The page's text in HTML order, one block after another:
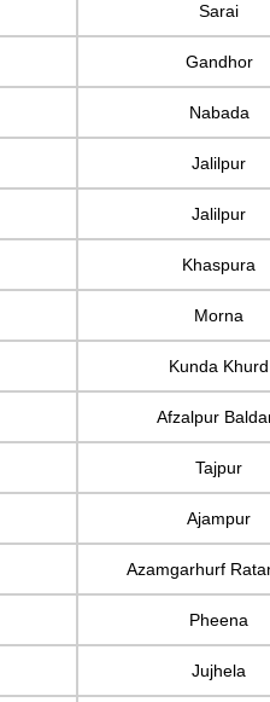
Sarai
Gandhor
Nabada
Jalilpur
Jalilpur
Khaspura
Morna
Kunda Khurd
Afzalpur
Tajpur
Ajampur
Azamgarhurf
Pheena
Jujhela